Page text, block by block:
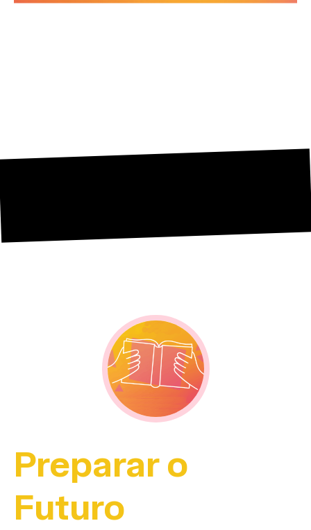
Preparar o
Futuro